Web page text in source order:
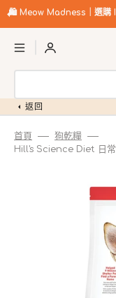
至
容
🛍️ Meow Madness｜選購
返回
首頁
狗乾糧
Hill's Science Diet 日常